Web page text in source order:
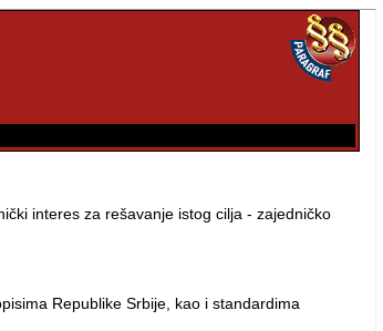
interes za rešavanje istog cilja - zajedničko
Republike Srbije, kao i standardima